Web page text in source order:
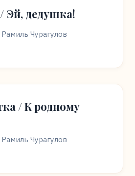
Эй, дедушка!
Чурагулов
/ К родному
Чурагулов